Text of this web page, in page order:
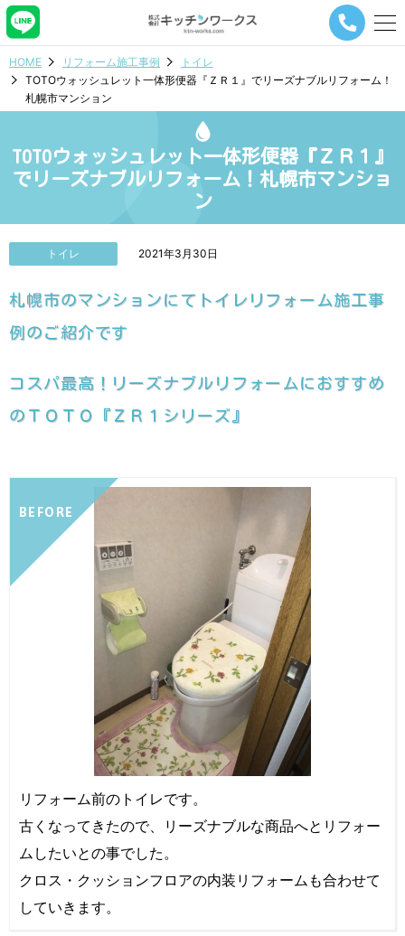
メ
ー
ビ
ョ
タ
HOME リフォーム施工事例
トイレ
TOTOウォッシュレット一体形便器『ＺＲ１』でリーズナブルリフォーム！
札幌市マンション
TOTOウォッシュレット一体形便器『ＺＲ１』
でリーズナブルリフォーム！札幌市マンショ
ン
トイレ 2021年3月30日
札幌市のマンションにてトイレリフォーム施工事
例のご紹介です
コスパ最高！リーズナブルリフォームにおすすめ
のＴＯＴＯ『ＺＲ１シリーズ』
BEFORE
リフォーム前のトイレです。
古くなってきたので、リーズナブルな商品へとリフォー
ムしたいとの事でした。
クロス・クッションフロアの内装リフォームも合わせて
していきます。